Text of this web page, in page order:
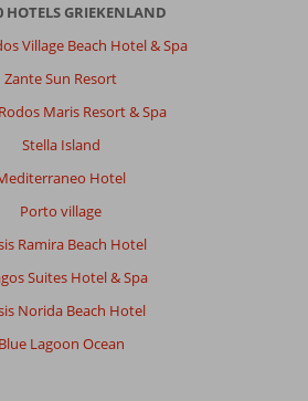
HOTELS GRIEKENLAND
Village Beach Hotel & Spa
Zante Sun Resort
Maris Resort & Spa
Stella Island
Hotel
Porto village
Ramira Beach Hotel
Suites Hotel & Spa
Norida Beach Hotel
Blue Lagoon Ocean